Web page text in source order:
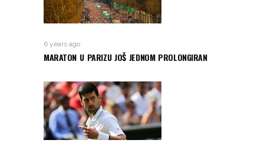
6 years ago
MARATON U PARIZU JOŠ JEDNOM PROLONGIRAN